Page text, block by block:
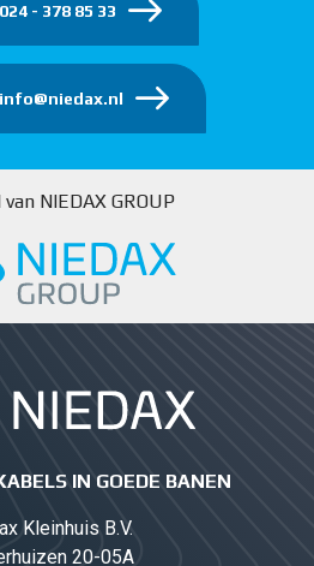
- 378 85 33
NIEDAX GROUP
IN GOEDE BANEN
Kleinhuis B.V.
20-05A